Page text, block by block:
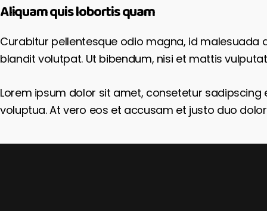
Aliquam quis lobortis quam
Curabitur pellentesque odio magna, id malesuada
blandit volutpat. Ut bibendum, nisi et mattis
Lorem ipsum dolor sit amet, consetetur
voluptua. At vero eos et accusam et justo duo